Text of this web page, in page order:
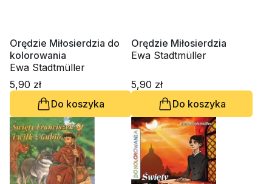
Orędzie Miłosierdzia do
kolorowania
Ewa Stadtmüller
5,90 zł
Do koszyka
Orędzie Miłosierdzia
Ewa Stadtmüller
5,90 zł
Do koszyka